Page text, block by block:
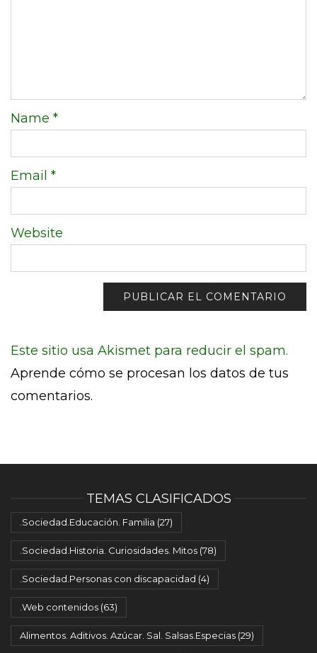
Name *
Email *
Website
Este sitio usa Akismet para reducir el spam.
Aprende cómo se procesan los datos de tus
comentarios.
TEMAS CLASIFICADOS
.Sociedad.Educación. Familia (27)
.Sociedad.Historia. Curiosidades. Mitos (78)
.Sociedad.Personas con discapacidad (4)
.Web contenidos (63)
Alimentos. Aditivos. Azúcar. Sal. Salsas.Especias (29)